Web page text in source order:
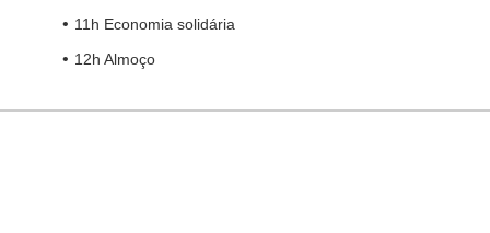
11h Economia solidária
12h Almoço